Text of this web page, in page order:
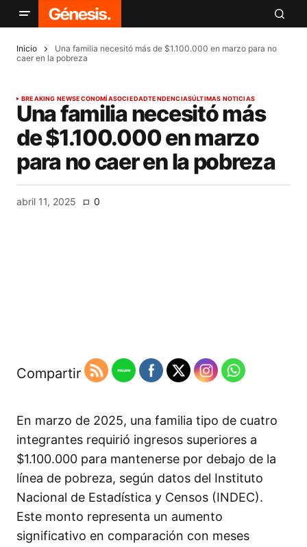
Inicio
Una familia necesitó más de $1.100.000 en marzo para no
caer en la pobreza
BREAKING NEWSECONOMÍASOCIEDADTENDENCIASÚLTIMAS NOTICIAS
Una familia necesitó más
de $1.100.000 en marzo
para no caer en la pobreza
abril 11, 2025 0
Compartir
En marzo de 2025, una familia tipo de cuatro
integrantes requirió ingresos superiores a
$1.100.000 para mantenerse por debajo de la
línea de pobreza, según datos del Instituto
Nacional de Estadística y Censos (INDEC).
Este monto representa un aumento
significativo en comparación con meses